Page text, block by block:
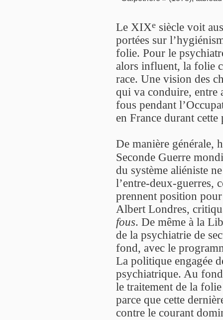
Le XIXe siècle voit
portées sur
folie. Pour le
alors influent, la folie
race. Une vision des
qui va conduire, entre
fous pendant
en France durant cette
De manière générale,
Seconde Guerre
du système aliéniste
l’entre-deux-guerres,
prennent position
Albert Londres,
fous. De même à la
de la psychiatrie de
fond, avec le
La politique engagée
psychiatrique. Au
le traitement de la
parce que cette
contre le courant